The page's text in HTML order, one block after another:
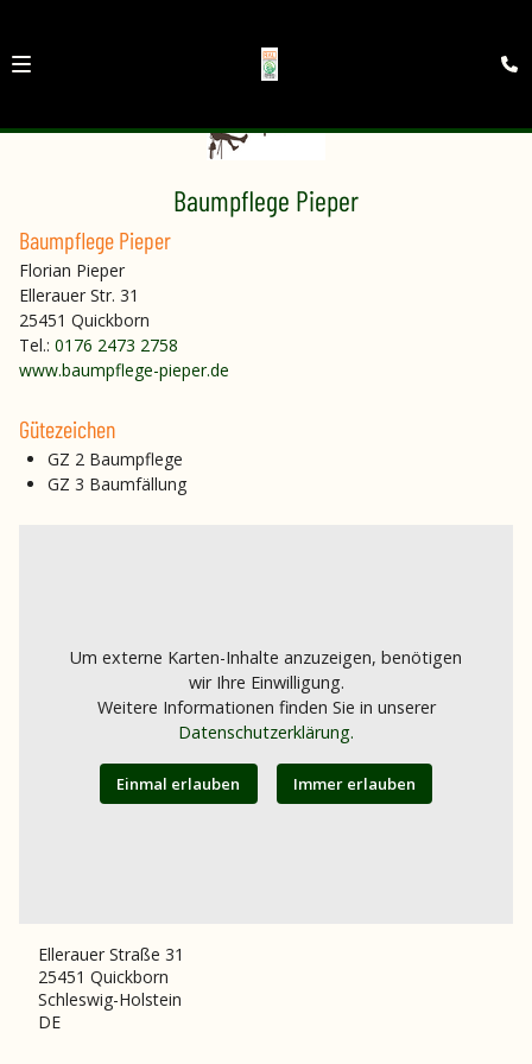
Baumpflege Pieper
Um externe Karten-Inhalte anzuzeigen, benötigen
wir Ihre Einwilligung.
Weitere Informationen finden Sie in unserer
Datenschutzerklärung.
Einmal erlauben Immer erlauben
Ellerauer Straße 31
25451 Quickborn
Schleswig-Holstein
DE
Baumpflege Pieper
Florian Pieper
Ellerauer Str. 31
25451 Quickborn
Tel.: 0176 2473 2758
www.baumpflege-pieper.de
Gütezeichen
GZ 2 Baumpflege
GZ 3 Baumfällung